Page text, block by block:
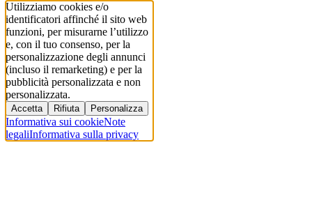
Utilizziamo cookies e/o
identificatori affinché il sito web
funzioni, per misurarne l’utilizzo
e, con il tuo consenso, per la
personalizzazione degli annunci
(incluso il remarketing) e per la
pubblicità personalizzata e non
personalizzata.
Accetta Rifiuta Personalizza
Informativa sui cookieNote
legaliInformativa sulla privacy